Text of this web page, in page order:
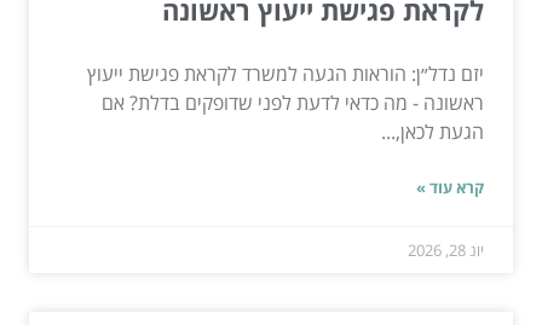
לקראת פגישת ייעוץ ראשונה
יזם נדל״ן: הוראות הגעה למשרד לקראת פגישת ייעוץ
ראשונה - מה כדאי לדעת לפני שדופקים בדלת? אם
הגעת לכאן,...
קרא עוד »
יונ 28, 2026